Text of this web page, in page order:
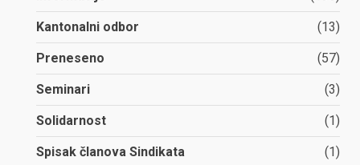
Kantonalni odbor (13)
Preneseno (57)
Seminari (3)
Solidarnost (1)
Spisak članova Sindikata (1)